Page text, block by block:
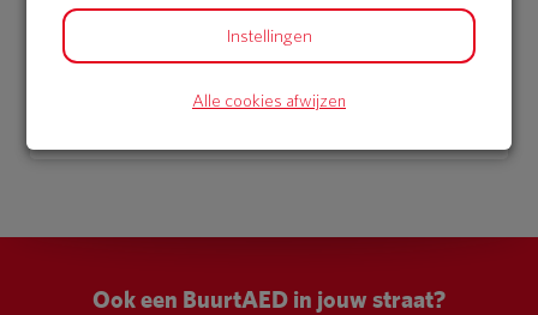
Bekijk alle donateurs
Ook een BuurtAED in jouw straat?
Instellingen
Alle cookies afwijzen